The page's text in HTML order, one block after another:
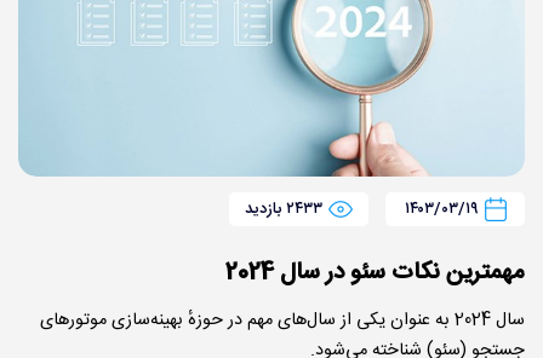
۱۴۰۳/۰۳/۱۹ ۲۴۳۳ بازدید
مهمترین نکات سئو در سال 2024
سال 2024 به عنوان یکی از سال‌های مهم در حوزهٔ بهینه‌سازی موتورهای
جستجو (سئو) شناخته می‌شود.